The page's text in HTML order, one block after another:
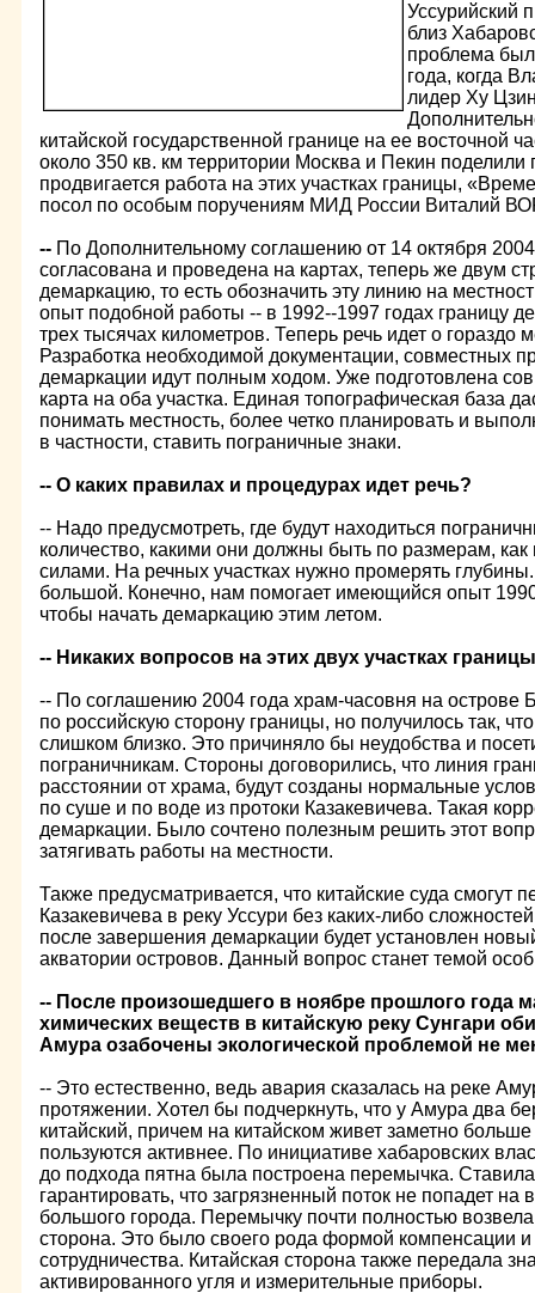
Уссурийский
близ
проблема
года, когда
лидер Ху
китайской государственной границе на ее восточной
около 350 кв. км территории Москва и Пекин
продвигается работа на этих участках границы,
посол по особым поручениям МИД России Виталий
-- По Дополнительному соглашению от 14 октября
согласована и проведена на картах, теперь же двум
демаркацию, то есть обозначить эту линию на
опыт подобной работы -- в 1992--1997 годах границу
трех тысячах километров. Теперь речь идет о гораздо
Разработка необходимой документации, совместных
демаркации идут полным ходом. Уже подготовлена
карта на оба участка. Единая топографическая база
понимать местность, более четко планировать и
в частности, ставить пограничные знаки.
-- О каких правилах и процедурах идет речь?
-- Надо предусмотреть, где будут находиться
количество, какими они должны быть по размерам, как
силами. На речных участках нужно промерять
большой. Конечно, нам помогает имеющийся опыт
чтобы начать демаркацию этим летом.
-- Никаких вопросов на этих двух участках
-- По соглашению 2004 года храм-часовня на острове
по российскую сторону границы, но получилось так,
слишком близко. Это причиняло бы неудобства и
пограничникам. Стороны договорились, что линия
расстоянии от храма, будут созданы нормальные
по суше и по воде из протоки Казакевичева. Такая
демаркации. Было сочтено полезным решить этот
затягивать работы на местности.
Также предусматривается, что китайские суда смогут
Казакевичева в реку Уссури без каких-либо
после завершения демаркации будет установлен
акватории островов. Данный вопрос станет темой
-- После произошедшего в ноябре прошлого года
химических веществ в китайскую реку Сунгари
Амура озабочены экологической проблемой не
-- Это естественно, ведь авария сказалась на реке
протяжении. Хотел бы подчеркнуть, что у Амура два
китайский, причем на китайском живет заметно
пользуются активнее. По инициативе хабаровских
до подхода пятна была построена перемычка.
гарантировать, что загрязненный поток не попадет
большого города. Перемычку почти полностью возвела
сторона. Это было своего рода формой компенсации
сотрудничества. Китайская сторона также передала
активированного угля и измерительные приборы.